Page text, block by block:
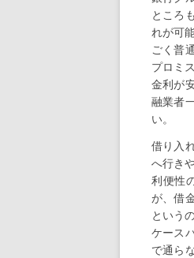
ところ
れが可
ごく普
プロミ
金利が
融業者
い。
借り入
へ行き
利便性
が、借
という
ケース
で通ら